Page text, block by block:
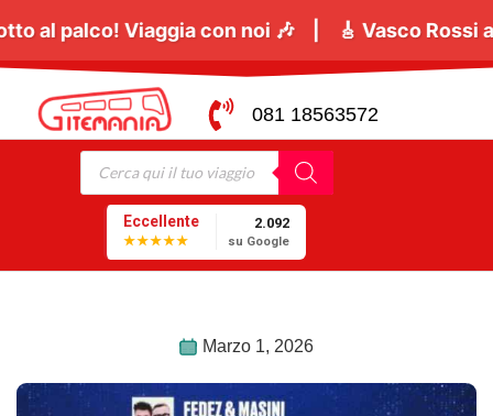
a cantare sotto al palco! Viaggia con noi 🎶 |
081 18563572
Eccellente
★★★★★
2.092
su Google
Marzo 1, 2026